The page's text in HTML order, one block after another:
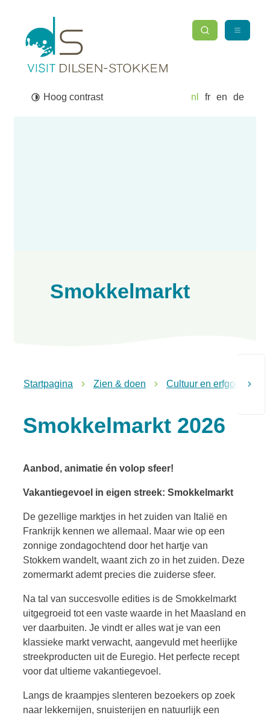
Naar inhoud
Hoog contrast nl fr en de
Zoek tonen /
Menu
Waarmee kunnen we jou helpen?
Smokkelmarkt
scroll
Startpagina Zien & doen Cultuur en erfgoed
Smokkelmarkt 2026
Aanbod, animatie én volop sfeer!
Vakantiegevoel in eigen streek: Smokkelmarkt
De gezellige marktjes in het zuiden van Italië en
Frankrijk kennen we allemaal. Maar wie op een
zonnige zondagochtend door het hartje van
Stokkem wandelt, waant zich zo in het zuiden. Deze
zomermarkt ademt precies die zuiderse sfeer.
Na tal van succesvolle edities is de Smokkelmarkt
uitgegroeid tot een vaste waarde in het Maasland en
ver daarbuiten. Je vindt er alles wat je van een
klassieke markt verwacht, aangevuld met heerlijke
streekproducten uit de Euregio. Het perfecte recept
voor dat ultieme vakantiegevoel.
Langs de kraampjes slenteren bezoekers op zoek
naar lekkernijen, snuisterijen en natuurlijk een